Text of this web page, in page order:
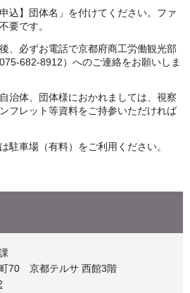
込】団体名」を付けてください。ファ
要です。
、必ずお電話で京都府商工労働観光部
682-8912）へのご連絡をお願いしま
治体、団体様におかれましては、視察
フレット等資料をご持参いただければ
駐車場（有料）をご利用ください。
70 京都テルサ 西館3階